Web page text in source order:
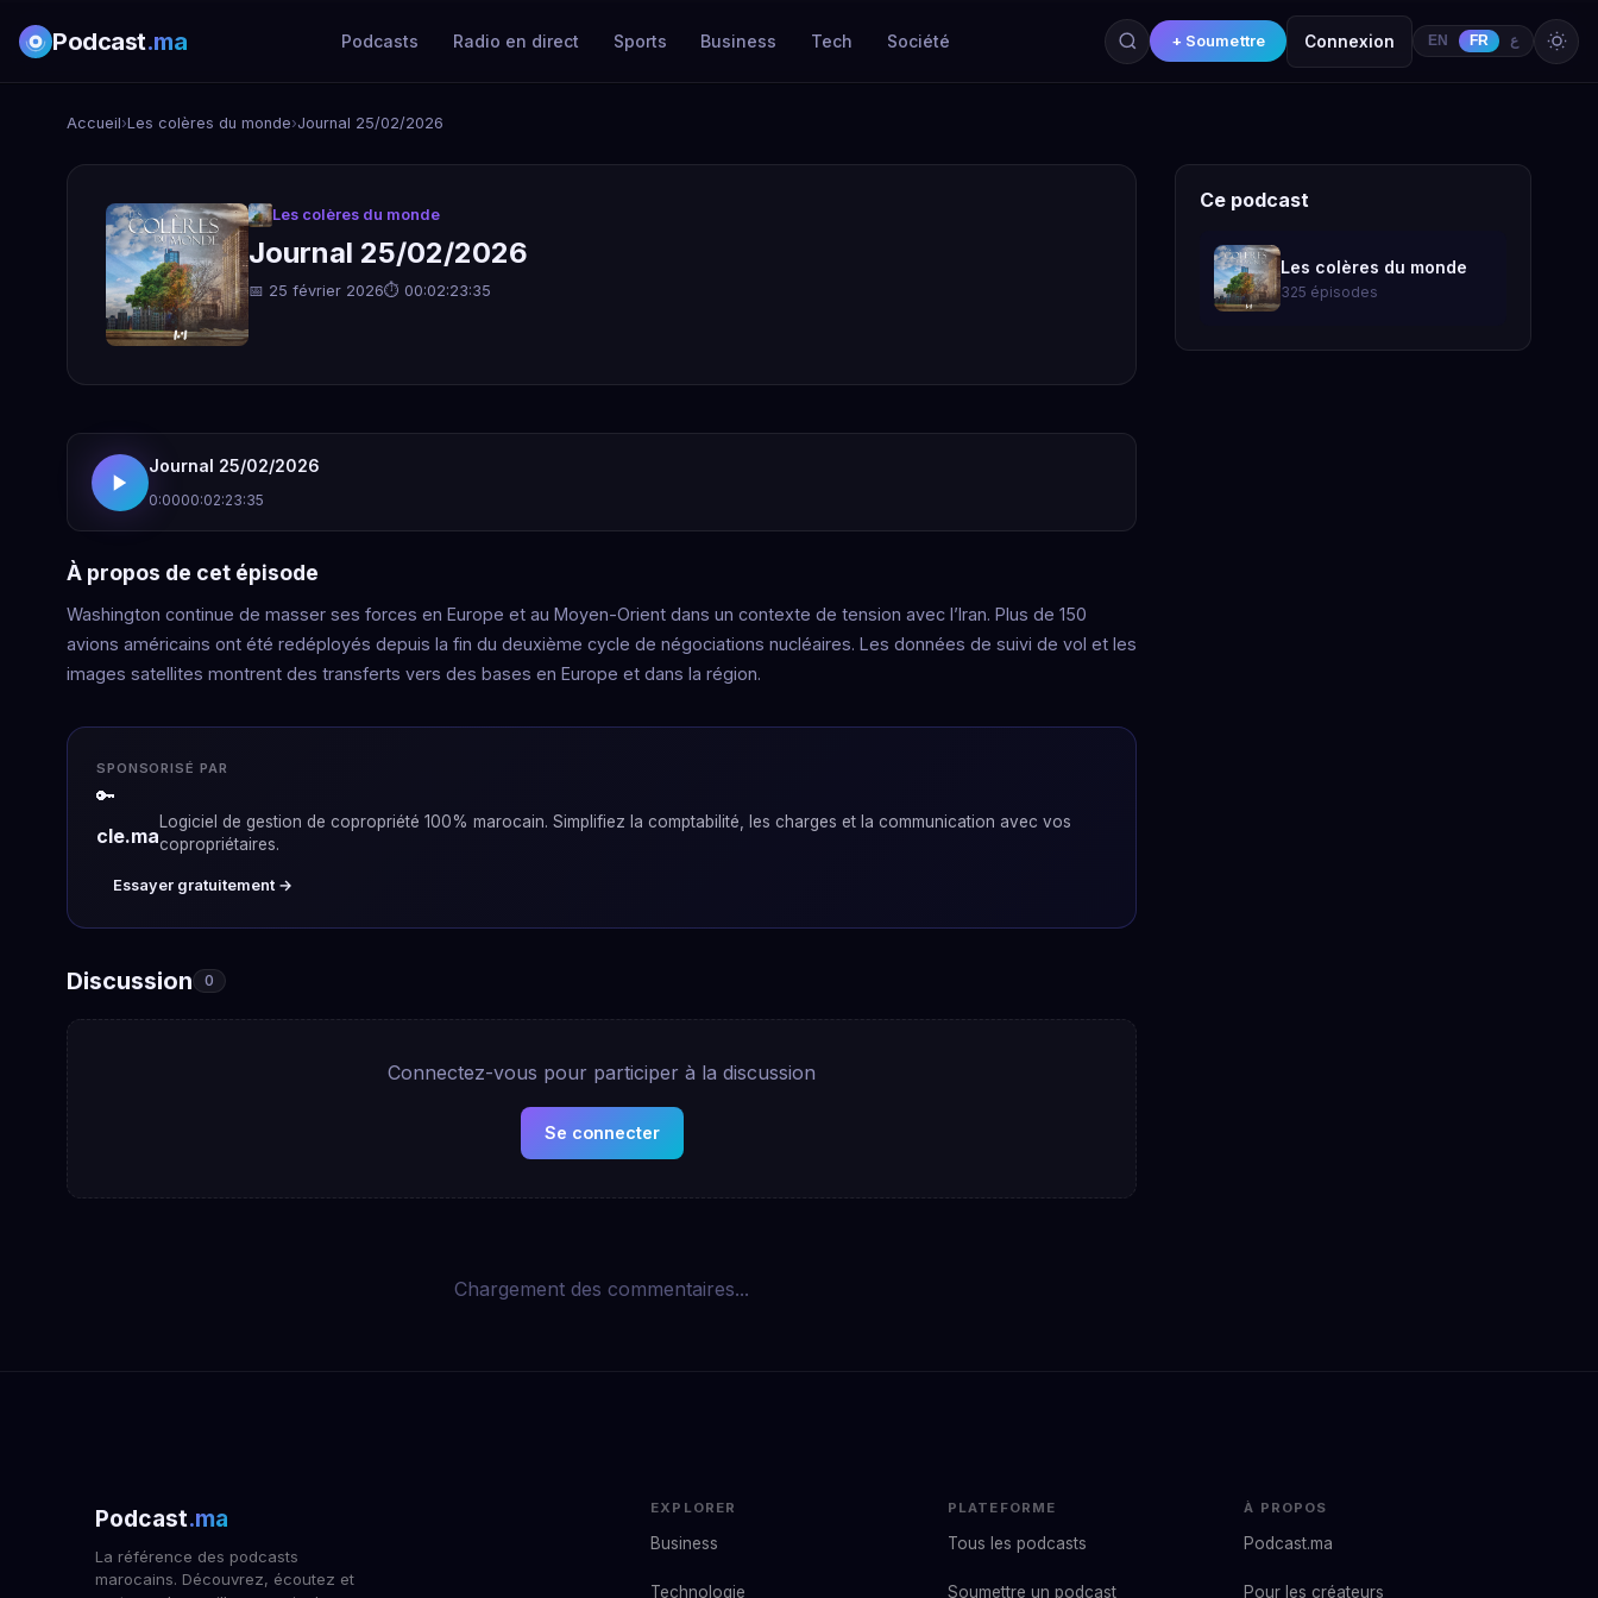
Podcast.ma Podcasts Radio en direct Sports Business Tech Société + Soumettre Connexion EN FR ع
Accueil›Les colères du monde›Journal 25/02/2026
Les colères du monde
Journal 25/02/2026
📅 25 février 2026⏱ 00:02:23:35
Journal 25/02/2026
0:0000:02:23:35
À propos de cet épisode
Washington continue de masser ses forces en Europe et au Moyen-Orient dans un contexte de tension avec l’Iran. Plus de 150
avions américains ont été redéployés depuis la fin du deuxième cycle de négociations nucléaires. Les données de suivi de vol et les
images satellites montrent des transferts vers des bases en Europe et dans la région.
SPONSORISÉ PAR
🔑
cle.ma
Logiciel de gestion de copropriété 100% marocain. Simplifiez la comptabilité, les charges et la communication avec vos
copropriétaires.
Essayer gratuitement →
Discussion 0
Connectez-vous pour participer à la discussion
Se connecter
Chargement des commentaires...
Ce podcast
Les colères du monde
325 épisodes
Podcast.ma
La référence des podcasts
marocains. Découvrez, écoutez et
EXPLORER
Business
Technologie
PLATEFORME
Tous les podcasts
Soumettre un podcast
À PROPOS
Podcast.ma
Pour les créateurs